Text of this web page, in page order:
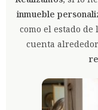
inmueble
como el estado
cuenta